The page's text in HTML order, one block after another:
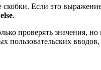
Если это
else.
проверять значения, но
пользовательских